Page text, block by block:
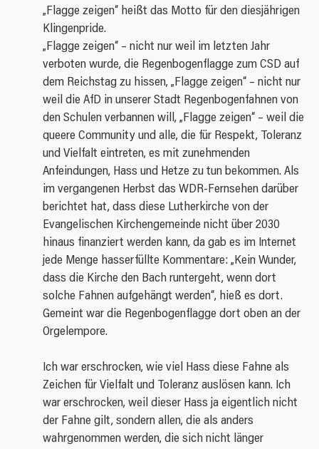
„Flagge zeigen“ heißt das Motto für den diesjährigen
Klingenpride.
„Flagge zeigen“ – nicht nur weil im letzten Jahr
verboten wurde, die Regenbogenflagge zum CSD auf
dem Reichstag zu hissen, „Flagge zeigen“ – nicht nur
weil die AfD in unserer Stadt Regenbogenfahnen von
den Schulen verbannen will, „Flagge zeigen“ – weil die
queere Community und alle, die für Respekt, Toleranz
und Vielfalt eintreten, es mit zunehmenden
Anfeindungen, Hass und Hetze zu tun bekommen. Als
im vergangenen Herbst das WDR-Fernsehen darüber
berichtet hat, dass diese Lutherkirche von der
Evangelischen Kirchengemeinde nicht über 2030
hinaus finanziert werden kann, da gab es im Internet
jede Menge hasserfüllte Kommentare: „Kein Wunder,
dass die Kirche den Bach runtergeht, wenn dort
solche Fahnen aufgehängt werden“, hieß es dort.
Gemeint war die Regenbogenflagge dort oben an der
Orgelempore.
Ich war erschrocken, wie viel Hass diese Fahne als
Zeichen für Vielfalt und Toleranz auslösen kann. Ich
war erschrocken, weil dieser Hass ja eigentlich nicht
der Fahne gilt, sondern allen, die als anders
wahrgenommen werden, die sich nicht länger